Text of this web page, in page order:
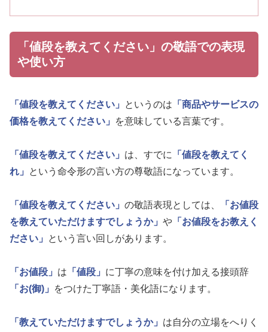
「値段を教えてください」の敬語での表現
や使い方
「値段を教えてください」 というのは 「商品やサービスの
価格を教えてください」
を意味している言葉です。
「値段を教えてください」 は、すでに
「値段を教えてく
れ」
という命令形の言い方の尊敬語になっています。
「値段を教えてください」 の敬語表現としては、
「お値段
を教えていただけますでしょうか」 や 「お値段をお教えく
ださい」
という言い回しがあります。
「お値段」 は 「値段」 に丁寧の意味を付け加える接頭辞
「お(御)」
をつけた丁寧語・美化語になります。
「教えていただけますでしょうか」 は自分の立場をへりく